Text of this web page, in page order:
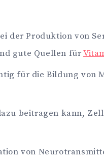
der Produktion von
gute Quellen für
für die Bildung von
beitragen kann,
von